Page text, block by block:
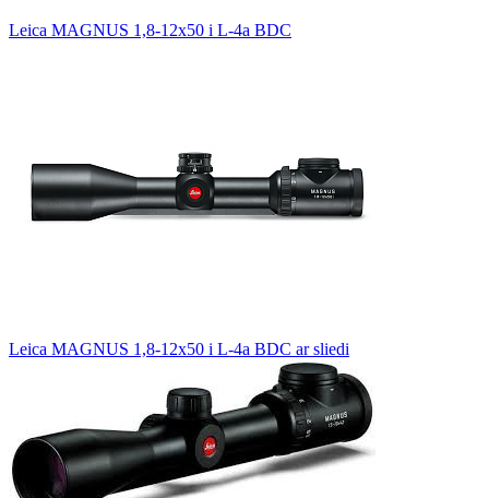
Leica MAGNUS 1,8-12x50 i L-4a BDC
Leica MAGNUS 1,8-12x50 i L-4a BDC ar sliedi